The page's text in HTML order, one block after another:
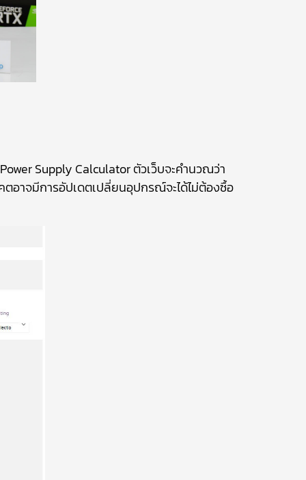
Power Supply Calculatorตัวเว็บจะคำนวณว่า
ตอาจมีการอัปเดตเปลี่ยนอุปกรณ์จะได้ไม่ต้องซื้อ